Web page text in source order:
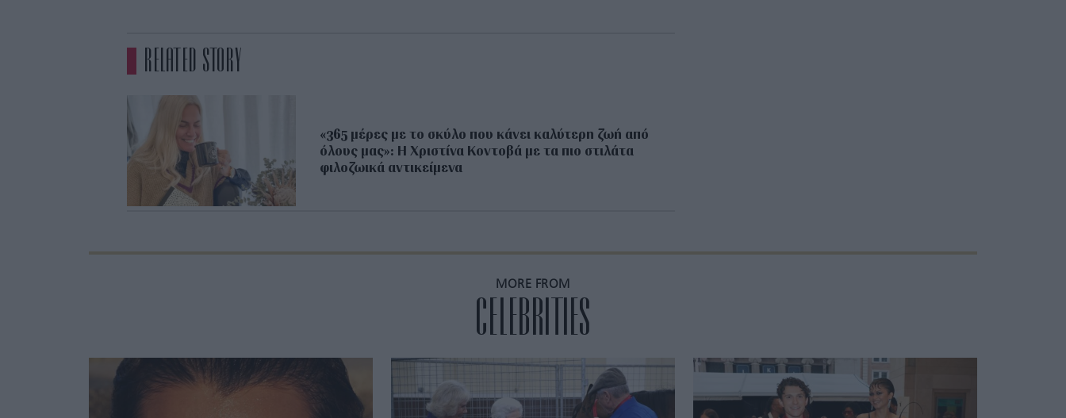
RELATED STORY
«365 μέρες με το σκύλο που κάνει καλύτερη ζωή από
όλους μας»: Η Χριστίνα Κοντοβά με τα πιο στιλάτα
φιλοζωικά αντικείμενα
MORE FROM
CELEBRITIES